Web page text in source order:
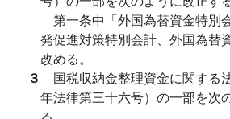
第一条中「外国為替資金特別
発促進対策特別会計、外国為替
改める。
３ 国税収納金整理資金に関する
年法律第三十六号）の一部を次